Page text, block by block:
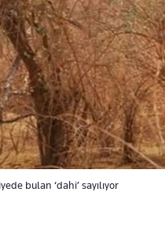
bulan ‘dahi’ sayılıyor